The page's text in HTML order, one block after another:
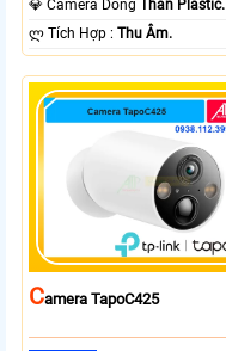
💎 Camera Dòng
Thân Plastic.
️ლ Tích Hợp :Thu Âm.
CAmera TapoC425